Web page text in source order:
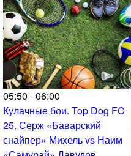
05:50 - 06:00
Кулачные бои. Top Dog FC
25. Серж «Баварский
снайпер» Михель vs Наим